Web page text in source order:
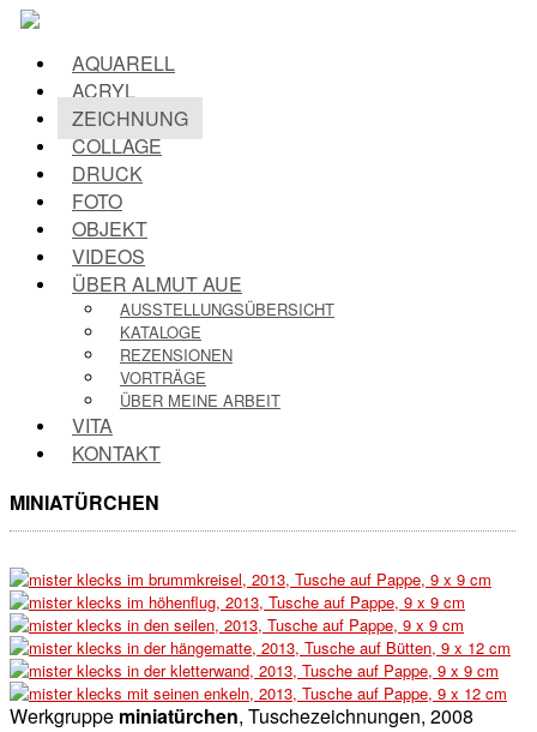
AQUARELL
ACRYL
ZEICHNUNG
COLLAGE
DRUCK
FOTO
OBJEKT
VIDEOS
ÜBER ALMUT AUE
AUSSTELLUNGSÜBERSICHT
KATALOGE
REZENSIONEN
VORTRÄGE
ÜBER MEINE ARBEIT
VITA
KONTAKT
MINIATÜRCHEN
Werkgruppe miniatürchen, Tuschezeichnungen, 2008